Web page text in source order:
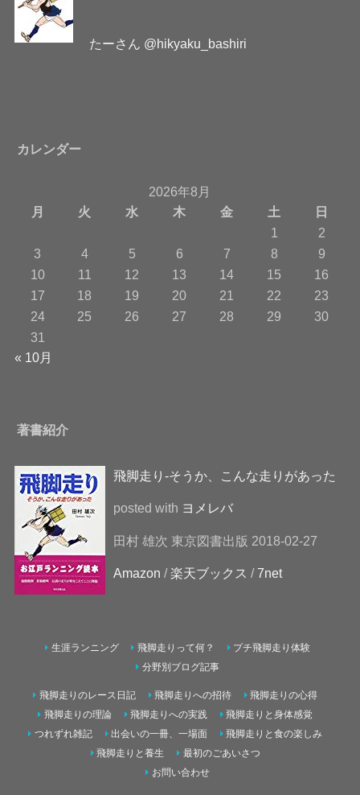
たーさん @hikyaku_bashiri
カレンダー
2026年8月
月
火 水 木 金 土
日
1
2
3
4 5 6 7 8
9
10
11 12 13 14 15
16
17
18 19 20 21 22
23
24
25 26 27 28 29
30
31
« 10月
著書紹介
飛脚走り-そうか、こんな走りがあった
posted with ヨメレバ
田村 雄次 東京図書出版 2018-02-27
Amazon /楽天ブックス /7net
生涯ランニング 飛脚走りって何？
プチ飛脚走り体験
分野別ブログ記事
飛脚走りのレース日記 飛脚走りへの招待
飛脚走りの心得
飛脚走りの理論
飛脚走りへの実践
飛脚走りと身体感覚
つれずれ雑記
出会いの一冊、一場面
飛脚走りと食の楽しみ
飛脚走りと養生
最初のごあいさつ
お問い合わせ